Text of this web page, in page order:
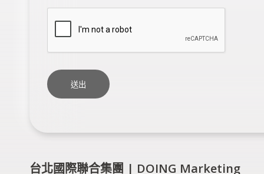
台北國際聯合集團 | DOING Marketing